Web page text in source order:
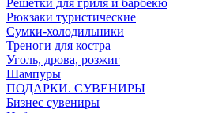
Решетки для гриля и барбекю
Рюкзаки туристические
Сумки-холодильники
Треноги для костра
Уголь, дрова, розжиг
Шампуры
ПОДАРКИ. СУВЕНИРЫ
Бизнес сувениры